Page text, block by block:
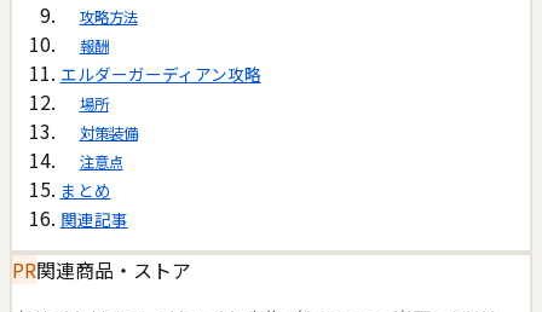
攻略方法
報酬
エルダーガーディアン攻略
場所
対策装備
注意点
まとめ
関連記事
PR関連商品・ストア